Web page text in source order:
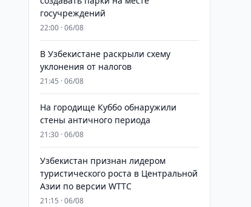
госучреждений
22:00 · 06/08
В Узбекистане раскрыли схему
уклонения от налогов
21:45 · 06/08
На городище Куббо обнаружили
стены античного периода
21:30 · 06/08
Узбекистан признан лидером
туристического роста в Центральной
Азии по версии WTTC
21:15 · 06/08